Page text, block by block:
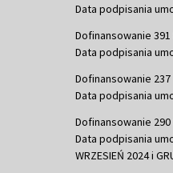
Data podpisania
Dofinansowanie 391
Data podpisania
Dofinansowanie 237
Data podpisania
Dofinansowanie 290
Data podpisania
WRZESIEŃ 2024 i